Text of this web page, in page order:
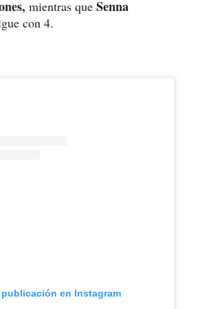
mientras que Senna
con 4.
publicación en Instagram